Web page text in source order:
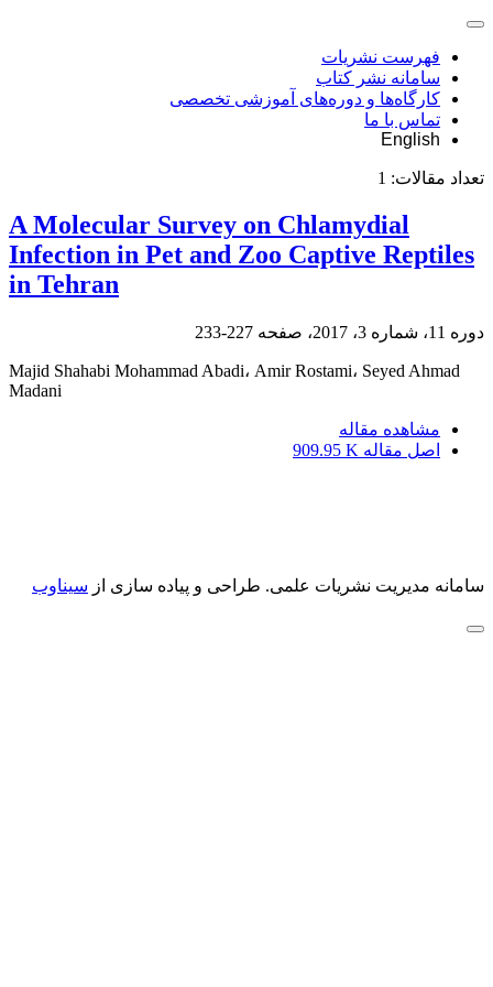
فهرست نشریات
سامانه نشر کتاب
کارگاه‌ها و دوره‌های آموزشی تخصصی
تماس با ما
English
تعداد مقالات: 1
A Molecular Survey on Chlamydial
Infection in Pet and Zoo Captive Reptiles
in Tehran
دوره 11، شماره 3، 2017، صفحه 227-233
Majid Shahabi Mohammad Abadi، Amir Rostami، Seyed Ahmad
Madani
مشاهده مقاله
اصل مقاله 909.95 K
سامانه مدیریت نشریات علمی. طراحی و پیاده سازی از سیناوب